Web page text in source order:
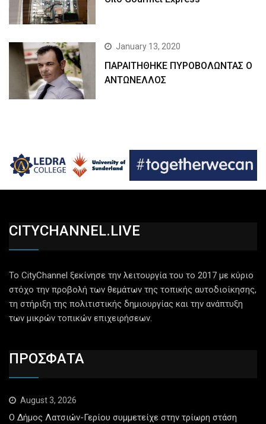
January 13, 2020
ΠΑΡΑΙΤΗΘΗΚΕ ΠΥΡΟΒΟΛΩΝΤΑΣ Ο
ΑΝΤΩΝΕΛΛΟΣ
CITYCHANNEL.LIVE
Το CityChannel ξεκίνησε την λειτουργία του το 2017 με κύριο
στόχο την προβολή των θεμάτων της τοπικής αυτοδιοίκησης,
τη στήριξη της πολιτιστικής δημιουργίας και την ανάπτυξη
των μικρών τοπικών επιχειρήσεων.
ΠΡΟΣΦΑΤΑ
August 3, 2026
Ο Δήμος Λατσιών-Γερίου συμμετείχε στην τρίωρη στάση